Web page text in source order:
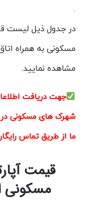
.
در جدول ذیل لیست
مسکونی به همراه
مشاهده نمایید.
جهت دریافت
شهرک های مسکونی در
ما از طریق تماس
قیمت
مسکونی